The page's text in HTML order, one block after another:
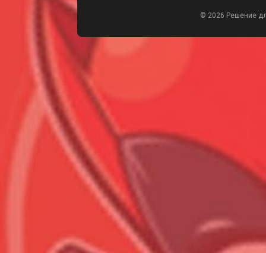
© 2026 Решение
Всего позиций в корзине
Всего товара в корзине